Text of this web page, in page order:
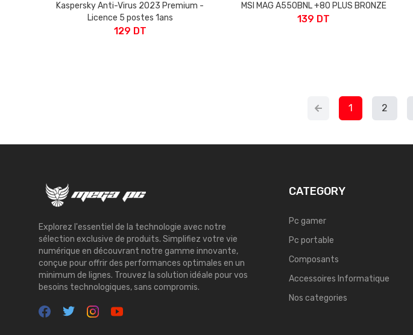
Kaspersky Anti-Virus 2023 Premium -
Licence 5 postes 1ans
129 DT
MSI MAG A550BNL +80 PLUS BRONZE
139 DT
1 2
Explorez l'essentiel de la technologie avec notre
sélection exclusive de produits. Simplifiez votre vie
numérique en découvrant notre gamme innovante,
conçue pour offrir des performances optimales en un
minimum de lignes. Trouvez la solution idéale pour vos
besoins technologiques, sans compromis.
CATEGORY
Pc gamer
Pc portable
Composants
Accessoires Informatique
Nos categories